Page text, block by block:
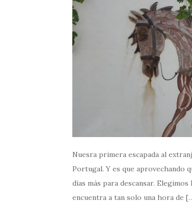
Nuesra primera escapada al
Portugal. Y es que aprovechando
días más para descansar.
encuentra a tan solo una hora de